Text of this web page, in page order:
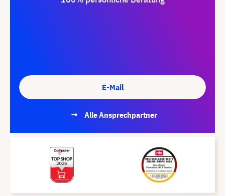
E-Mail
Alle Ansprechpartner